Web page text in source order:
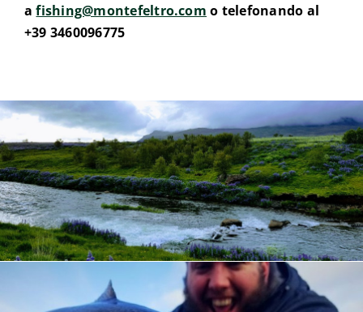
afishing@montefeltro.com o telefonando al
+39 3460096775